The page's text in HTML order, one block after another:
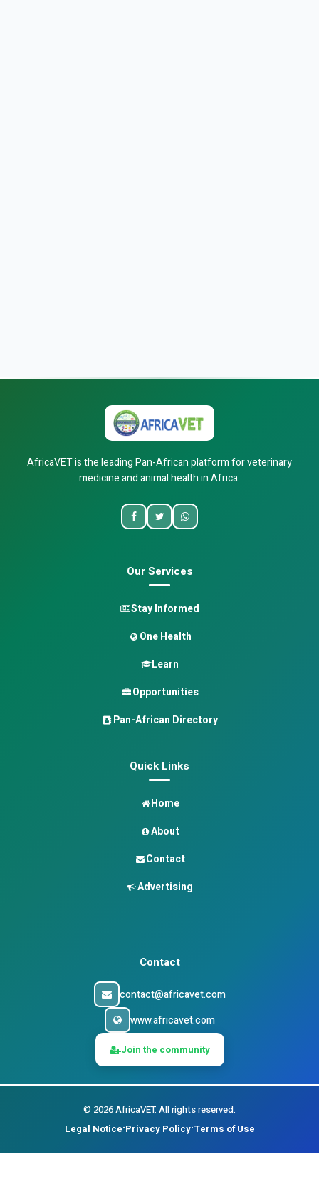
AfricaVET is the leading Pan-African platform for veterinary
medicine and animal health in Africa.
Our Services
Stay Informed
One Health
Learn
Opportunities
Pan-African Directory
Quick Links
Home
About
Contact
Advertising
Contact
contact@africavet.com
www.africavet.com
Join the community
© 2026AfricaVET. All rights reserved.
Legal Notice•Privacy Policy•Terms of Use